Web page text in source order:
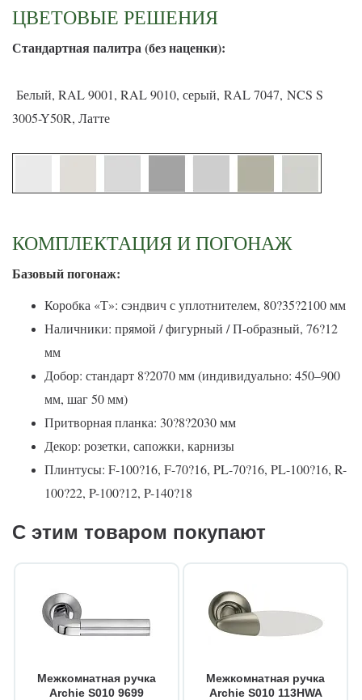
ЦВЕТОВЫЕ РЕШЕНИЯ
Стандартная палитра (без наценки):
Белый, RAL 9001, RAL 9010, серый, RAL 7047, NCS S
3005-Y50R, Латте
КОМПЛЕКТАЦИЯ И ПОГОНАЖ
Базовый погонаж:
Коробка «Т»: сэндвич с уплотнителем, 80?35?2100 мм
Наличники: прямой / фигурный / П-образный, 76?12
мм
Добор: стандарт 8?2070 мм (индивидуально: 450–900
мм, шаг 50 мм)
Притворная планка: 30?8?2030 мм
Декор: розетки, сапожки, карнизы
Плинтусы: F-100?16, F-70?16, PL-70?16, PL-100?16, R-
100?22, P-100?12, P-140?18
С этим товаром покупают
Межкомнатная ручка
Archie S010 9699
Межкомнатная ручка
Archie S010 113HWA